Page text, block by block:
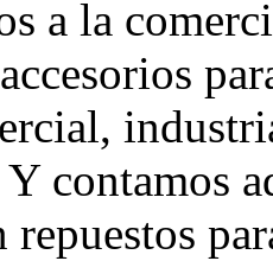
a la
contamos
repuestos